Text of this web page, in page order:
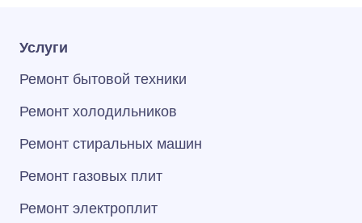
Услуги
Ремонт бытовой техники
Ремонт холодильников
Ремонт стиральных машин
Ремонт газовых плит
Ремонт электроплит